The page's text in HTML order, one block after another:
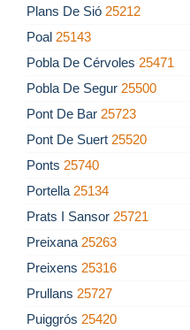
Plans De Sió 25212
Poal 25143
Pobla De Cérvoles 25471
Pobla De Segur 25500
Pont De Bar 25723
Pont De Suert 25520
Ponts 25740
Portella 25134
Prats I Sansor 25721
Preixana 25263
Preixens 25316
Prullans 25727
Puiggrós 25420